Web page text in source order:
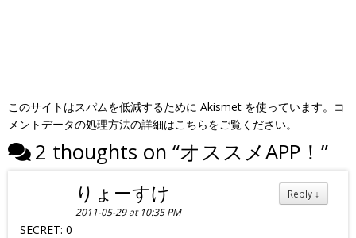
このサイトはスパムを低減するために Akismet を使っています。 コ
メントデータの処理方法の詳細はこちらをご覧ください。
2 thoughts on “オススメAPP！ ”
Reply ↓
りょーすけ
2011-05-29 at 10:35 PM
SECRET: 0